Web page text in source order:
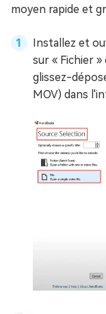
moyen rapide et
Installez et
sur « Fichier
glissez-
MOV) dans